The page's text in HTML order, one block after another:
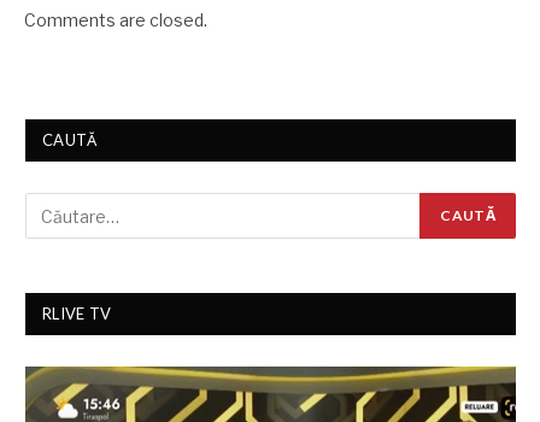
Comments are closed.
CAUTĂ
RLIVE TV